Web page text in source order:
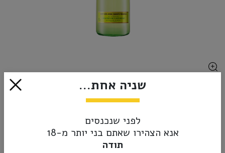
₪38.00
שניה אחת...
לפני שנכנסים
אנא הצהירו שאתם בני יותר מ-18
תודה